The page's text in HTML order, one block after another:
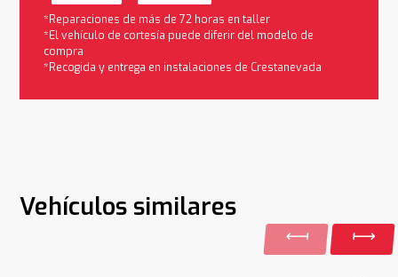
*Reparaciones de más de 72 horas en taller
*El vehículo de cortesía puede diferir del modelo de
compra
*Recogida y entrega en instalaciones de Crestanevada
Vehículos similares